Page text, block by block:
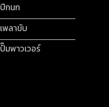
ปีกนก
เพลาขับ
ปั๊มพาวเวอร์